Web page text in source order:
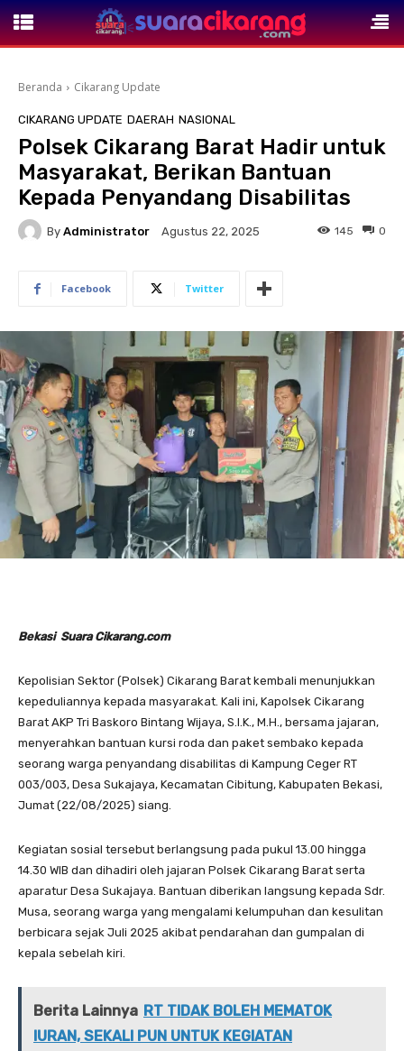
Beranda Cikarang Update
CIKARANG UPDATE DAERAH NASIONAL
Polsek Cikarang Barat Hadir untuk
Masyarakat, Berikan Bantuan
Kepada Penyandang Disabilitas
By Administrator Agustus 22, 2025 0
145
Facebook Twitter
Bekasi Suara Cikarang.com
Kepolisian Sektor (Polsek) Cikarang Barat kembali menunjukkan
kepeduliannya kepada masyarakat. Kali ini, Kapolsek Cikarang
Barat AKP Tri Baskoro Bintang Wijaya, S.I.K., M.H., bersama jajaran,
menyerahkan bantuan kursi roda dan paket sembako kepada
seorang warga penyandang disabilitas di Kampung Ceger RT
003/003, Desa Sukajaya, Kecamatan Cibitung, Kabupaten Bekasi,
Jumat (22/08/2025) siang.
Kegiatan sosial tersebut berlangsung pada pukul 13.00 hingga
14.30 WIB dan dihadiri oleh jajaran Polsek Cikarang Barat serta
aparatur Desa Sukajaya. Bantuan diberikan langsung kepada Sdr.
Musa, seorang warga yang mengalami kelumpuhan dan kesulitan
berbicara sejak Juli 2025 akibat pendarahan dan gumpalan di
kepala sebelah kiri.
Berita Lainnya RT TIDAK BOLEH MEMATOK
IURAN, SEKALI PUN UNTUK KEGIATAN